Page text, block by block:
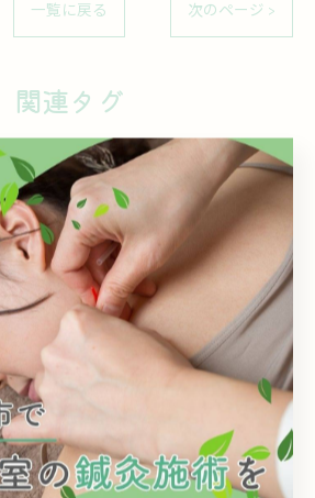
一覧に戻る 次のページ >
関連タグ
全予約制 #鍼灸
#美容鍼
ール
#自律神経
#不眠
#体質改善 #肌質改善
テゴリー Categories
てのカテゴリー
律神経